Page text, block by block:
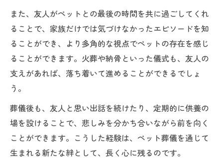
また、友人がペットとの最後の時間を共に過ごしてくれ
ることで、家族だけでは気づけなかったエピソードを知
ることができ、より多角的な視点でペットの存在を感じ
ることができます。火葬や納骨といった儀式も、友人の
支えがあれば、落ち着いて進めることができるでしょ
う。
葬儀後も、友人と思い出話を続けたり、定期的に供養の
場を設けることで、悲しみを分かち合いながら前を向く
ことができます。こうした経験は、ペット葬儀を通じて
生まれる新たな絆として、長く心に残るのです。